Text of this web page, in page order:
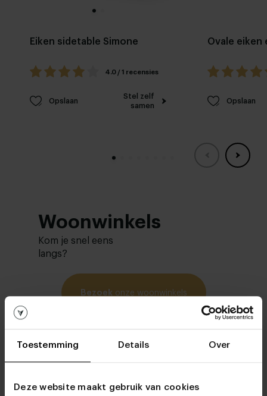
Toestemming Details Over
Deze website maakt gebruik van cookies
Eiken sidetable Simone
4.0 / 1 recensies
Opslaan
Stel zelf
samen
Ovale eiken
Opslaan
Woonwinkels
Kom je snel eens
langs?
Bezoek onze woonwinkels